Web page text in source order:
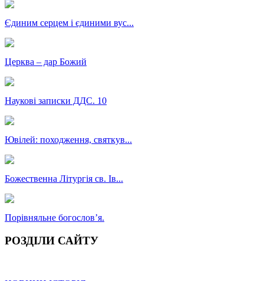
Єдиним серцем і єдиними вус...
Церква – дар Божий
Наукові записки ДДС. 10
Ювілей: походження, святкув...
Божественна Літургія св. Ів...
Порівняльне богословʼя.
РОЗДІЛИ САЙТУ